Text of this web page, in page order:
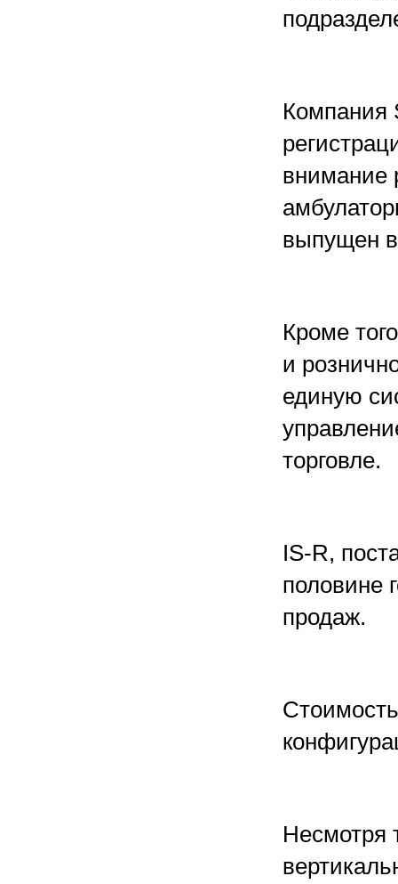
Компания
внимание
выпущен
Кроме
и
единую
торговле.
IS-R,
половине
продаж.
Несмотря